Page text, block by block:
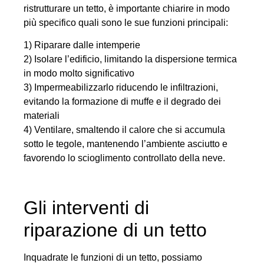
ristrutturare un tetto, è importante chiarire in modo
più specifico quali sono le sue funzioni principali:
1) Riparare dalle intemperie
2) Isolare l’edificio, limitando la dispersione termica
in modo molto significativo
3) Impermeabilizzarlo riducendo le infiltrazioni,
evitando la formazione di muffe e il degrado dei
materiali
4) Ventilare, smaltendo il calore che si accumula
sotto le tegole, mantenendo l’ambiente asciutto e
favorendo lo scioglimento controllato della neve.
Gli interventi di
riparazione di un tetto
Inquadrate le funzioni di un tetto, possiamo